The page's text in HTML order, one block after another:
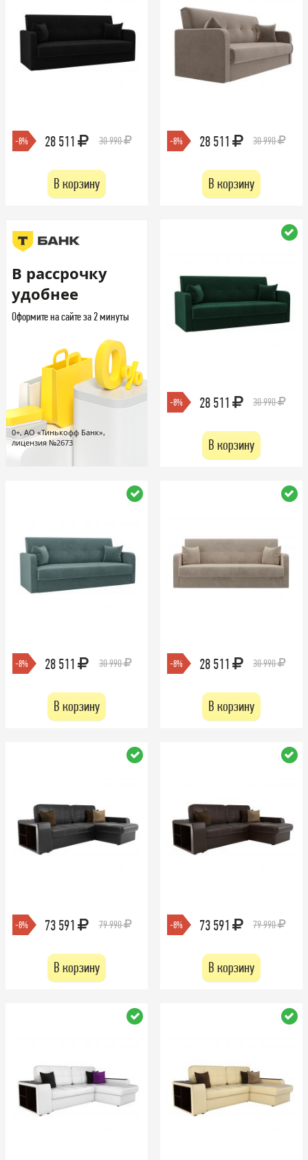
-8% 28 511 30 990
В корзину
-8% 28 511 30 990
В корзину
В рассрочку
удобнее
Оформите на сайте за 2 минуты
0+, АО «Тинькофф Банк»,
лицензия №2673
-8% 28 511 30 990
В корзину
-8% 28 511 30 990
В корзину
-8% 28 511 30 990
В корзину
-8% 73 591 79 990
В корзину
-8% 73 591 79 990
В корзину